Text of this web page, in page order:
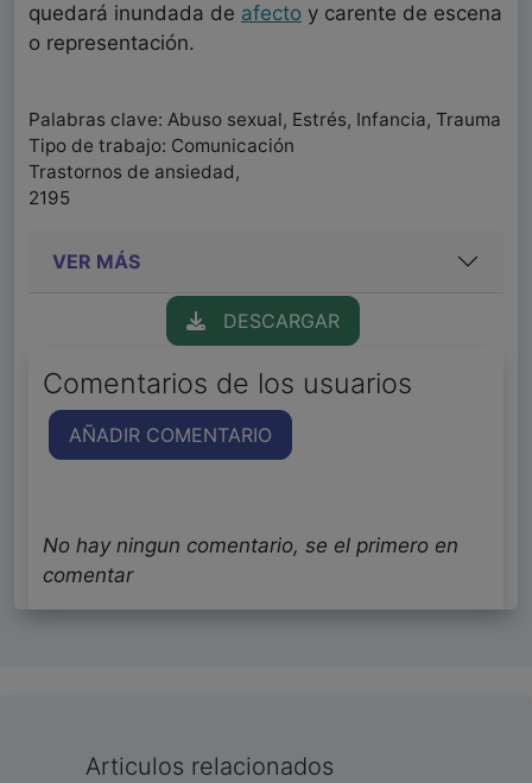
quedará inundada de afecto y carente de escena
o representación.
Palabras clave: Abuso sexual, Estrés, Infancia, Trauma
Tipo de trabajo: Comunicación
Trastornos de ansiedad,
2195
VER MÁS
DESCARGAR
Comentarios de los usuarios
AÑADIR COMENTARIO
No hay ningun comentario, se el primero en
comentar
Articulos relacionados